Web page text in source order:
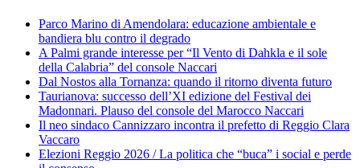
Parco Marino di Amendolara: educazione ambientale e
bandiera blu contro il degrado
A Palmi grande interesse per “Il Vento di Dahkla e il sole
della Calabria” del console Naccari
Dal Nostos alla Tornanza: quando il ritorno diventa futuro
Taurianova: successo dell’XI edizione del Festival dei
Madonnari. Plauso del console del Marocco Naccari
Il neo sindaco Cannizzaro incontra il prefetto di Reggio Clara
Vaccaro
Elezioni Reggio 2026 / La politica che “buca” i social e perde